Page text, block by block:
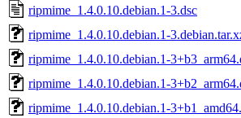
ripmime_1.4.0.10.debian.1-3.dsc
ripmime_1.4.0.10.debian.1-
ripmime_1.4.0.10.debian.1-
ripmime_1.4.0.10.debian.1-
ripmime_1.4.0.10.debian.1-